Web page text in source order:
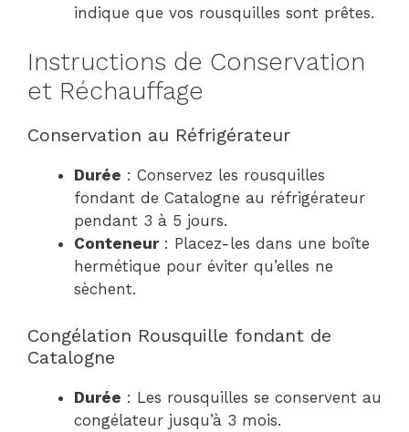
indique que vos rousquilles sont prêtes.
Instructions de Conservation
et Réchauffage
Conservation au Réfrigérateur
Durée : Conservez les rousquilles
fondant de Catalogne au réfrigérateur
pendant 3 à 5 jours.
Conteneur: Placez-les dans une boîte
hermétique pour éviter qu’elles ne
sèchent.
Congélation Rousquille fondant de
Catalogne
Durée : Les rousquilles se conservent au
congélateur jusqu’à 3 mois.